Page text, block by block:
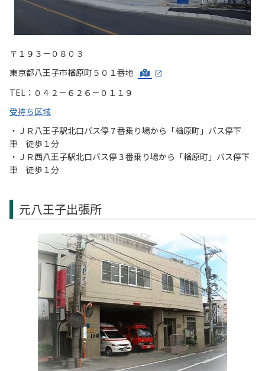
〒１９３－０８０３
東京都八王子市楢原町５０１番地
TEL：０４２－６２６－０１１９
受持ち区域
・ＪＲ八王子駅北口バス停７番乗り場から「楢原町」バス停下
車 徒歩１分
・ＪＲ西八王子駅北口バス停３番乗り場から「楢原町」バス停下
車 徒歩１分
元八王子出張所